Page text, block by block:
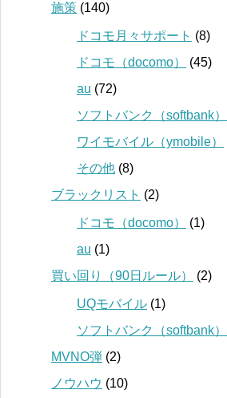
施策 (140)
ドコモ月々サポート (8)
ドコモ（docomo）
(45)
au (72)
ソフトバンク（softbank）
ワイモバイル（ymobile）
その他 (8)
ブラックリスト (2)
ドコモ（docomo）
(1)
au (1)
買い回り（90日ルール）
(2)
UQモバイル (1)
ソフトバンク（softbank）
MVNO弾 (2)
ノウハウ (10)